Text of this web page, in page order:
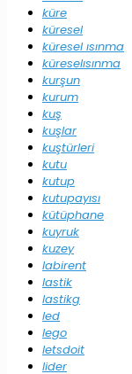
küre
küresel
küresel ısınma
küreselısınma
kurşun
kurum
kuş
kuşlar
kuştürleri
kutu
kutup
kutupayısı
kütüphane
kuyruk
kuzey
labirent
lastik
lastikg
led
lego
letsdoit
lider